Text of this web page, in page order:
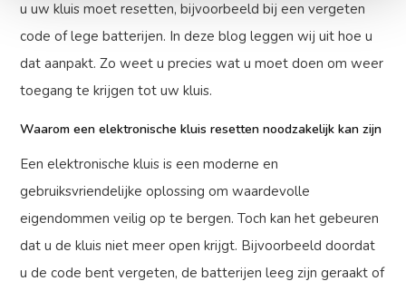
u uw kluis moet resetten, bijvoorbeeld bij een vergeten
code of lege batterijen. In deze blog leggen wij uit hoe u
dat aanpakt. Zo weet u precies wat u moet doen om weer
toegang te krijgen tot uw kluis.
Waarom een elektronische kluis resetten noodzakelijk kan zijn
Een elektronische kluis is een moderne en
gebruiksvriendelijke oplossing om waardevolle
eigendommen veilig op te bergen. Toch kan het gebeuren
dat u de kluis niet meer open krijgt. Bijvoorbeeld doordat
u de code bent vergeten, de batterijen leeg zijn geraakt of